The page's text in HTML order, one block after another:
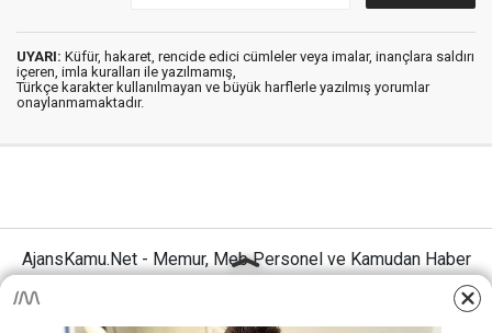
UYARI: Küfür, hakaret, rencide edici cümleler veya imalar, inançlara saldırı
içeren, imla kuralları ile yazılmamış,
Türkçe karakter kullanılmayan ve büyük harflerle yazılmış yorumlar
onaylanmamaktadır.
AjansKamu.Net - Memur, Meb Personel ve Kamudan Haber